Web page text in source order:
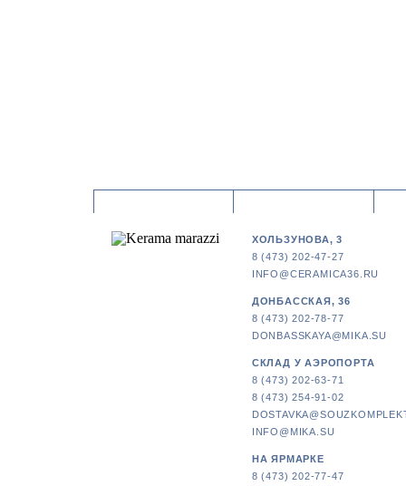
ХОЛЬЗУНОВА, 3
8 (473) 202-47-27
INFO@CERAMICA36.RU
ДОНБАССКАЯ, 36
8 (473) 202-78-77
DONBASSKAYA@MIKA.SU
СКЛАД У АЭРОПОРТА
8 (473) 202-63-71
8 (473) 254-91-02
INFO@MIKA.SU
НА ЯРМАРКЕ
8 (473) 202-77-47